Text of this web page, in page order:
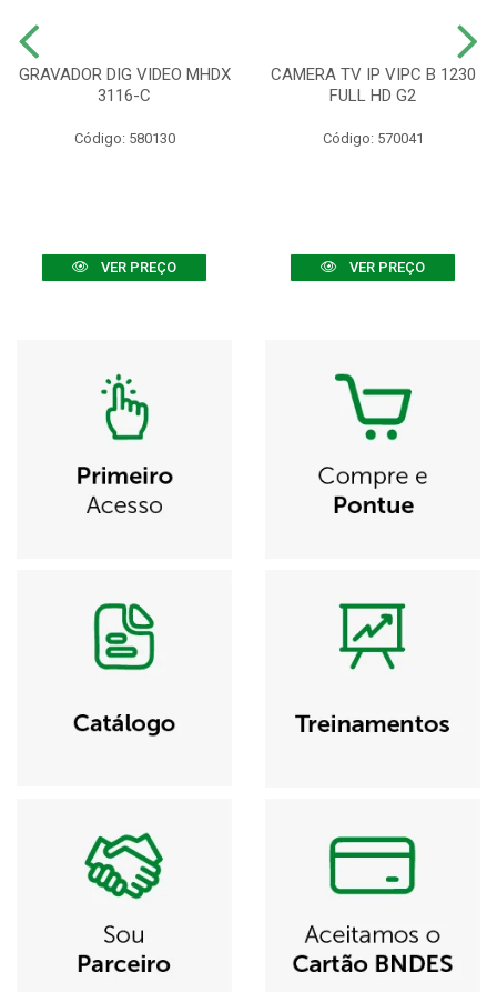
GRAVADOR DIG VIDEO MHDX
3116-C
Código: 580130
VER PREÇO
CAMERA TV IP VIPC B 1230
FULL HD G2
Código: 570041
VER PREÇO